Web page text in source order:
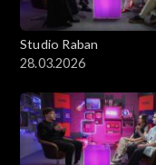
Studio Raban
28.03.2026